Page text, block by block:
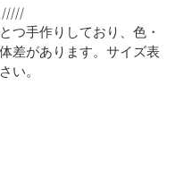
/////
つ手作りしており、色・
差があります。サイズ表
い。